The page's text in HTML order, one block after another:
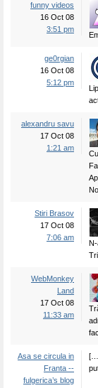
funny videos
16 Oct 08
3:51 pm
ge0rgian
16 Oct 08
5:12 pm
alexandru savu
17 Oct 08
1:21 am
Stiri Brasov
17 Oct 08
7:06 am
WebMonkey
Land
17 Oct 08
11:33 am
Asa se circula in
Franta --
fulgerica’s blog